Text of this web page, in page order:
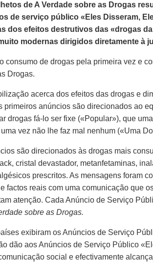
de A Verdade sobre as Drogas
de serviço público «Eles Disseram,
dos efeitos destrutivos das «drogas
modernas dirigidos diretamente à
consumo de drogas pela primeira vez e
Drogas.
acerca dos efeitos das drogas e
anúncios são direcionados ao
drogas fá-lo ser fixe («Popular»), que
vez não lhe faz mal nenhum («Uma
são direcionados às drogas mais
cristal devastador, metanfetaminas,
prescritos. As mensagens foram
factos reais com uma comunicação que
atenção. Cada Anúncio de Serviço
sobre as Drogas.
exibiram os Anúncios de Serviço
dão aos Anúncios de Serviço Público
social e efectivamente